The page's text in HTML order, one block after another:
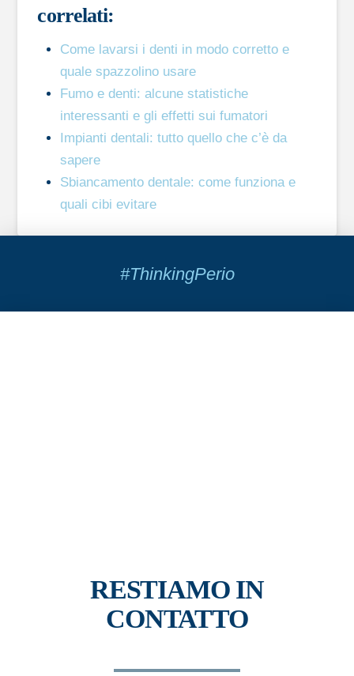
correlati:
Come lavarsi i denti in modo corretto e
quale spazzolino usare
Fumo e denti: alcune statistiche
interessanti e gli effetti sui fumatori
Impianti dentali: tutto quello che c’è da
sapere
Sbiancamento dentale: come funziona e
quali cibi evitare
#ThinkingPerio
RESTIAMO IN
CONTATTO